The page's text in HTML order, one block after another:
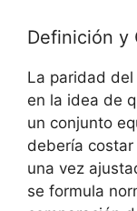
Definición y
La paridad
en la idea de
un conjunto
debería​
una vez
se formula